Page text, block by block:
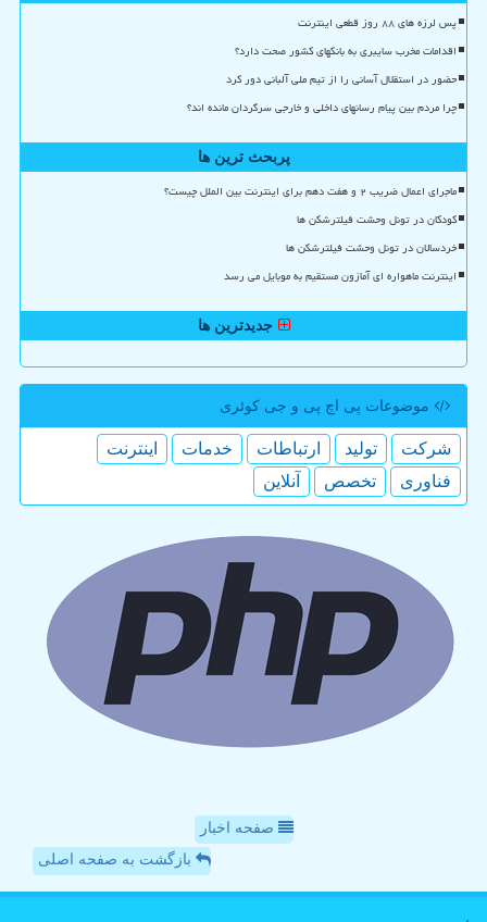
پس لرزه های ۸۸ روز قطعی اینترنت
اقدامات مخرب سایبری به بانکهای کشور صحت دارد؟
حضور در استقلال آسانی را از تیم ملی آلبانی دور کرد
چرا مردم بین پیام رسانهای داخلی و خارجی سرگردان مانده اند؟
پربحث ترین ها
ماجرای اعمال ضریب ۲ و هفت دهم برای اینترنت بین الملل چیست؟
کودکان در تونل وحشت فیلترشکن ها
خردسالان در تونل وحشت فیلترشکن ها
اینترنت ماهواره ای آمازون مستقیم به موبایل می رسد
جدیدترین ها
موضوعات پی اچ پی و جی كوئری
شركت تولید ارتباطات خدمات
اینترنت
فناوری
تخصص آنلاین
صفحه اخبار
بازگشت به صفحه اصلی